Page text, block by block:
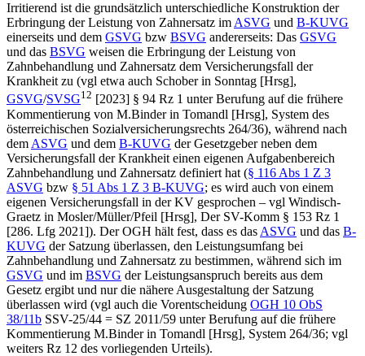
Irritierend ist die grundsätzlich unterschiedliche Konstruktion der
Erbringung der Leistung von Zahnersatz im ASVG und B-KUVG
einerseits und dem GSVG bzw BSVG andererseits: Das GSVG
und das BSVG weisen die Erbringung der Leistung von
Zahnbehandlung und Zahnersatz dem Versicherungsfall der
Krankheit zu (vgl etwa auch Schoberin Sonntag [Hrsg],
GSVG/SVSG12 [2023] § 94 Rz 1 unter Berufung auf die frühere
Kommentierung von M.Binderin Tomandl [Hrsg], System des
österreichischen Sozialversicherungsrechts 264/36), während nach
dem ASVG und dem B-KUVG der Gesetzgeber neben dem
Versicherungsfall der Krankheit einen eigenen Aufgabenbereich
Zahnbehandlung und Zahnersatz definiert hat (§ 116 Abs 1 Z 3
ASVG bzw § 51 Abs 1 Z 3 B-KUVG; es wird auch von einem
eigenen Versicherungsfall in der KV gesprochen – vgl Windisch-
Graetz in Mosler/Müller/Pfeil [Hrsg], Der SV-Komm § 153 Rz 1
[286. Lfg 2021]). Der OGH hält fest, dass es das ASVG und das B-
KUVG der Satzung überlassen, den Leistungsumfang bei
Zahnbehandlung und Zahnersatz zu bestimmen, während sich im
GSVG und im BSVG der Leistungsanspruch bereits aus dem
Gesetz ergibt und nur die nähere Ausgestaltung der Satzung
überlassen wird (vgl auch die Vorentscheidung OGH 10 ObS
38/11b SSV-25/44 = SZ 2011/59 unter Berufung auf die frühere
Kommentierung M.Binderin Tomandl [Hrsg], System 264/36; vgl
weiters Rz 12 des vorliegenden Urteils).